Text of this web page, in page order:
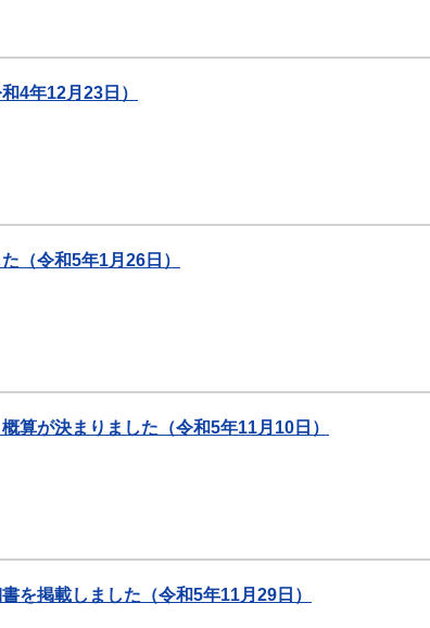
4年12月23日）
（令和5年1月26日）
算が決まりました（令和5年11月10日）
を掲載しました（令和5年11月29日）